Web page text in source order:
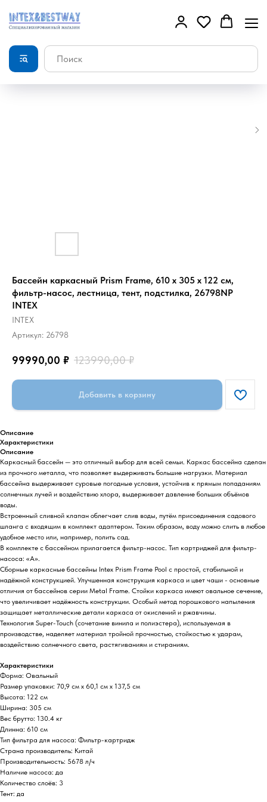
Бассейн каркасный Prism Frame, 610 х 305 х 122 см,
фильтр-насос, лестница, тент, подстилка, 26798NP
INTEX
INTEX
Артикул: 26798
99990,00 ₽ 123990,00 ₽
Добавить в корзину
Описание
Характеристики
Описание
Каркасный бассейн — это отличный выбор для всей семьи. Каркас бассейна сделан
из прочного металла, что позволяет выдерживать большие нагрузки. Материал
бассейна выдерживает суровые погодные условия, устойчив к прямым попаданиям
солнечных лучей и воздействию хлора, выдерживает давление больших объёмов
воды.
Встроенный сливной клапан облегчает слив воды, путём присоединения садового
шланга с входящим в комплект адаптером. Таким образом, воду можно слить в любое
удобное место или, например, полить сад.
В комплекте с бассейном прилагается фильтр-насос. Тип картриджей для фильтр-
насоса: «A».
Сборные каркасные бассейны Intex Prism Frame Pool с простой, стабильной и
надёжной конструкцией. Улучшенная конструкция каркаса и цвет чаши - основные
отличия от бассейнов серии Metal Frame. Стойки каркаса имеют овальное сечение,
что увеличивает надёжность конструкции. Особый метод порошкового напыления
защищает металлические детали каркаса от окислений и ржавчины.
Технология Super-Touch (сочетание винила и полиэстера), используемая в
производстве, наделяет материал тройной прочностью, стойкостью к ударам,
воздействию солнечного света, растягиваниям и стираниям.
Характеристики
Форма: Овальный
Размер упаковки: 70,9 см х 60,1 см х 137,5 см
Высота: 122 см
Ширина: 305 см
Вес брутто: 130.4 кг
Длинна: 610 см
Тип фильтра для насоса: Фильтр-картридж
Страна производитель: Китай
Производительность: 5678 л/ч
Наличие насоса: да
Количество слоёв: 3
Тент: да